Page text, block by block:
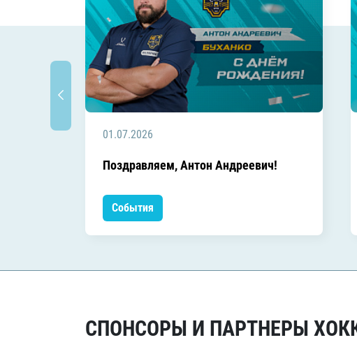
01.07.2026
Поздравляем, Антон Андреевич!
События
СПОНСОРЫ И ПАРТНЕРЫ